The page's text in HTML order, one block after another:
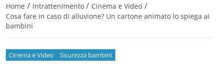
Home / Intrattenimento / Cinema e Video /
Cosa fare in caso di alluvione? Un cartone animato lo spiega ai
bambini
Cinema e Video Sicurezza bambini